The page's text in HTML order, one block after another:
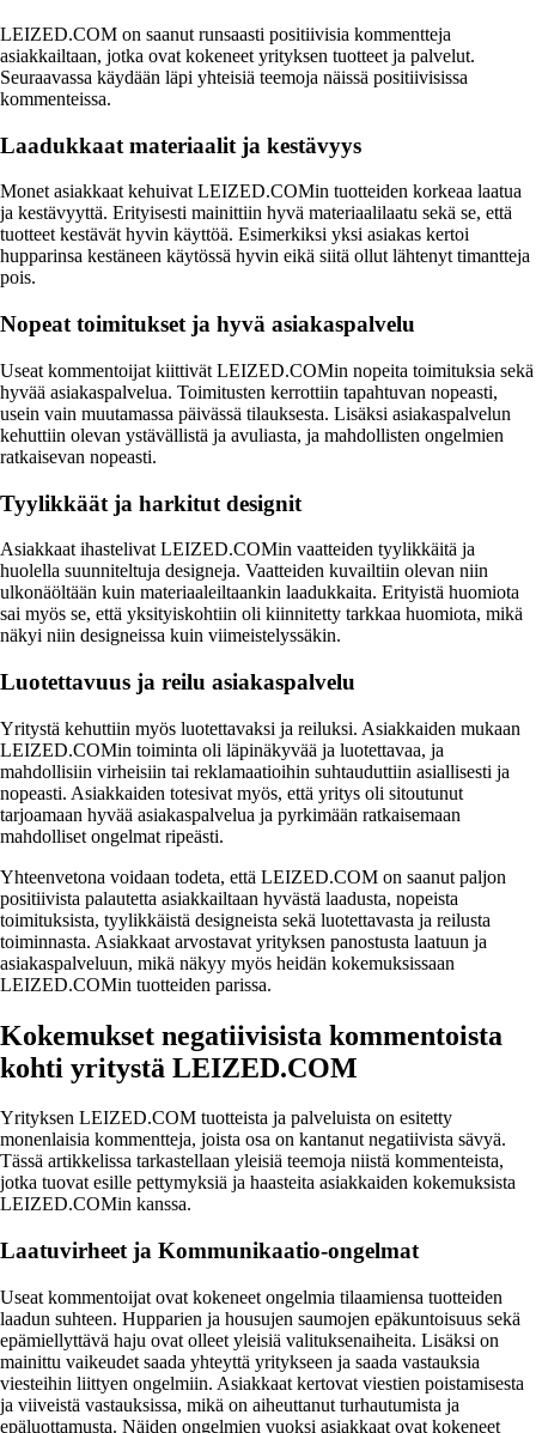
LEIZED.COM on saanut runsaasti positiivisia kommentteja
asiakkailtaan, jotka ovat kokeneet yrityksen tuotteet ja palvelut.
Seuraavassa käydään läpi yhteisiä teemoja näissä positiivisissa
kommenteissa.
Laadukkaat materiaalit ja kestävyys
Monet asiakkaat kehuivat LEIZED.COMin tuotteiden korkeaa laatua
ja kestävyyttä. Erityisesti mainittiin hyvä materiaalilaatu sekä se, että
tuotteet kestävät hyvin käyttöä. Esimerkiksi yksi asiakas kertoi
hupparinsa kestäneen käytössä hyvin eikä siitä ollut lähtenyt timantteja
pois.
Nopeat toimitukset ja hyvä asiakaspalvelu
Useat kommentoijat kiittivät LEIZED.COMin nopeita toimituksia sekä
hyvää asiakaspalvelua. Toimitusten kerrottiin tapahtuvan nopeasti,
usein vain muutamassa päivässä tilauksesta. Lisäksi asiakaspalvelun
kehuttiin olevan ystävällistä ja avuliasta, ja mahdollisten ongelmien
ratkaisevan nopeasti.
Tyylikkäät ja harkitut designit
Asiakkaat ihastelivat LEIZED.COMin vaatteiden tyylikkäitä ja
huolella suunniteltuja designeja. Vaatteiden kuvailtiin olevan niin
ulkonäöltään kuin materiaaleiltaankin laadukkaita. Erityistä huomiota
sai myös se, että yksityiskohtiin oli kiinnitetty tarkkaa huomiota, mikä
näkyi niin designeissa kuin viimeistelyssäkin.
Luotettavuus ja reilu asiakaspalvelu
Yritystä kehuttiin myös luotettavaksi ja reiluksi. Asiakkaiden mukaan
LEIZED.COMin toiminta oli läpinäkyvää ja luotettavaa, ja
mahdollisiin virheisiin tai reklamaatioihin suhtauduttiin asiallisesti ja
nopeasti. Asiakkaiden totesivat myös, että yritys oli sitoutunut
tarjoamaan hyvää asiakaspalvelua ja pyrkimään ratkaisemaan
mahdolliset ongelmat ripeästi.
Yhteenvetona voidaan todeta, että LEIZED.COM on saanut paljon
positiivista palautetta asiakkailtaan hyvästä laadusta, nopeista
toimituksista, tyylikkäistä designeista sekä luotettavasta ja reilusta
toiminnasta. Asiakkaat arvostavat yrityksen panostusta laatuun ja
asiakaspalveluun, mikä näkyy myös heidän kokemuksissaan
LEIZED.COMin tuotteiden parissa.
Kokemukset negatiivisista kommentoista
kohti yritystä LEIZED.COM
Yrityksen LEIZED.COM tuotteista ja palveluista on esitetty
monenlaisia kommentteja, joista osa on kantanut negatiivista sävyä.
Tässä artikkelissa tarkastellaan yleisiä teemoja niistä kommenteista,
jotka tuovat esille pettymyksiä ja haasteita asiakkaiden kokemuksista
LEIZED.COMin kanssa.
Laatuvirheet ja Kommunikaatio-ongelmat
Useat kommentoijat ovat kokeneet ongelmia tilaamiensa tuotteiden
laadun suhteen. Hupparien ja housujen saumojen epäkuntoisuus sekä
epämiellyttävä haju ovat olleet yleisiä valituksenaiheita. Lisäksi on
mainittu vaikeudet saada yhteyttä yritykseen ja saada vastauksia
viesteihin liittyen ongelmiin. Asiakkaat kertovat viestien poistamisesta
ja viiveistä vastauksissa, mikä on aiheuttanut turhautumista ja
epäluottamusta. Näiden ongelmien vuoksi asiakkaat ovat kokeneet